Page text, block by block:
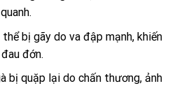
bị gãy do va đập mạnh, khiến
đớn.
bị quặp lại do chấn thương, ảnh